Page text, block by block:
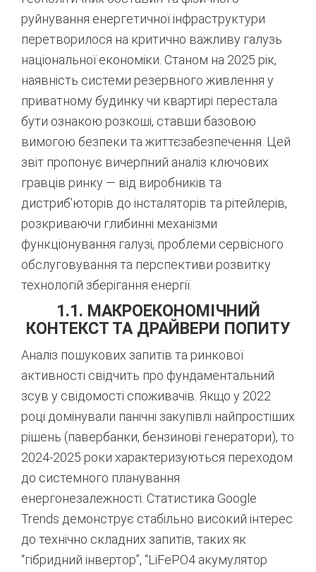
руйнування енергетичної інфраструктури
перетворилося на критично важливу галузь
національної економіки. Станом на 2025 рік,
наявність системи резервного живлення у
приватному будинку чи квартирі перестала
бути ознакою розкоші, ставши базовою
вимогою безпеки та життєзабезпечення. Цей
звіт пропонує вичерпний аналіз ключових
гравців ринку — від виробників та
дистриб’юторів до інсталяторів та рітейлерів,
розкриваючи глибинні механізми
функціонування галузі, проблеми сервісного
обслуговування та перспективи розвитку
технологій зберігання енергії.
1.1. МАКРОЕКОНОМІЧНИЙ
КОНТЕКСТ ТА ДРАЙВЕРИ ПОПИТУ
Аналіз пошукових запитів та ринкової
активності свідчить про фундаментальний
зсув у свідомості споживачів. Якщо у 2022
році домінували панічні закупівлі найпростіших
рішень (павербанки, бензинові генератори), то
2024-2025 роки характеризуються переходом
до системного планування
енергонезалежності. Статистика Google
Trends демонструє стабільно високий інтерес
до технічно складних запитів, таких як
“гібридний інвертор”, “LiFePO4 акумулятор